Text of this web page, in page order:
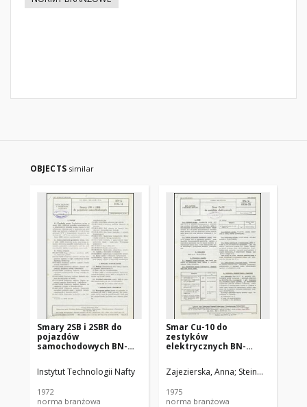
OBJECTS similar
Smary 2SB i 2SBR do
pojazdów
samochodowych BN-
Instytut Technologii Nafty
1972
norma branżowa
Smar Cu-10 do
zestyków
elektrycznych BN-
Zajezierska, Anna Steinmec,
1975
norma branżowa